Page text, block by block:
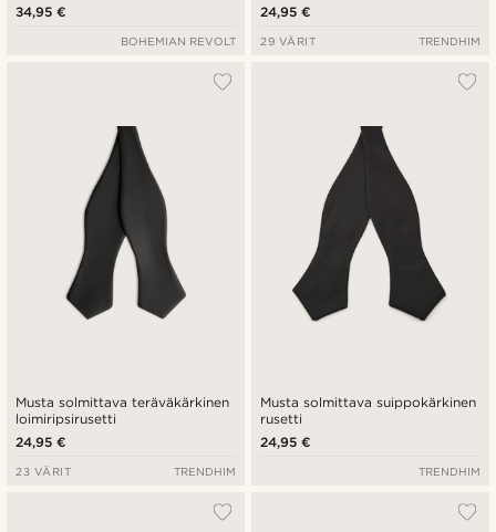
34,95 €
BOHEMIAN REVOLT
24,95 €
29 VÄRIT TRENDHIM
Musta solmittava teräväkärkinen
loimiripsirusetti
24,95 €
23 VÄRIT TRENDHIM
Musta solmittava suippokärkinen
rusetti
24,95 €
TRENDHIM